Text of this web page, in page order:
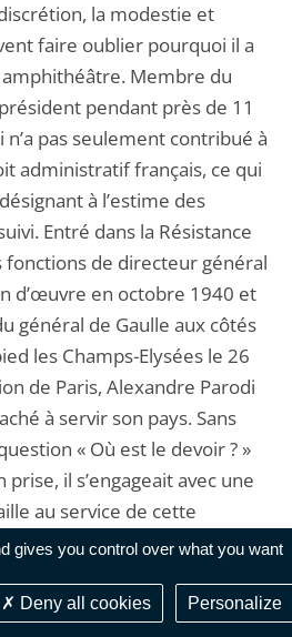
gives you control over what you want
Deny all cookies Personalize
la modestie et
faire oublier pourquoi il a
Membre du
pendant près de 11
pas seulement contribué à
administratif français, ce qui
à l’estime des
Entré dans la Résistance
fonctions de directeur général
d’œuvre en octobre 1940 et
général de Gaulle aux côtés
les Champs-Elysées le 26
de Paris, Alexandre Parodi
à servir son pays. Sans
« Où est le devoir ? »
il s’engageait avec une
au service de cette
revendiquer les honneurs, il
participé à la
de l’après-guerre et à la